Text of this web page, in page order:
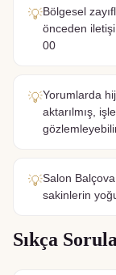
💡Bölgesel
önceden
00
💡Yorumlarda
aktarılmış,
💡Salon
sakinlerin
Sıkça